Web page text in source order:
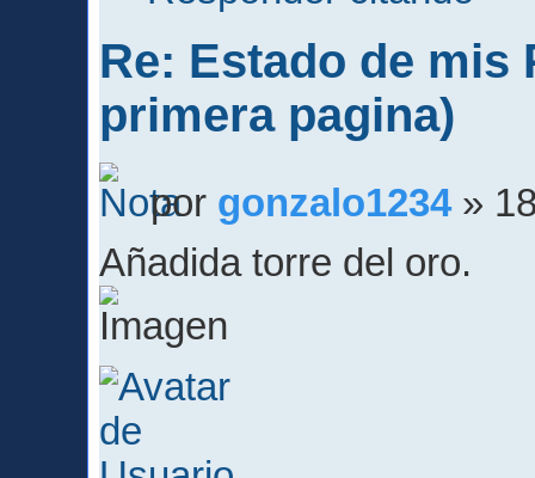
Re: Estado de mis
primera pagina)
por gonzalo1234»
Añadida torre del oro.